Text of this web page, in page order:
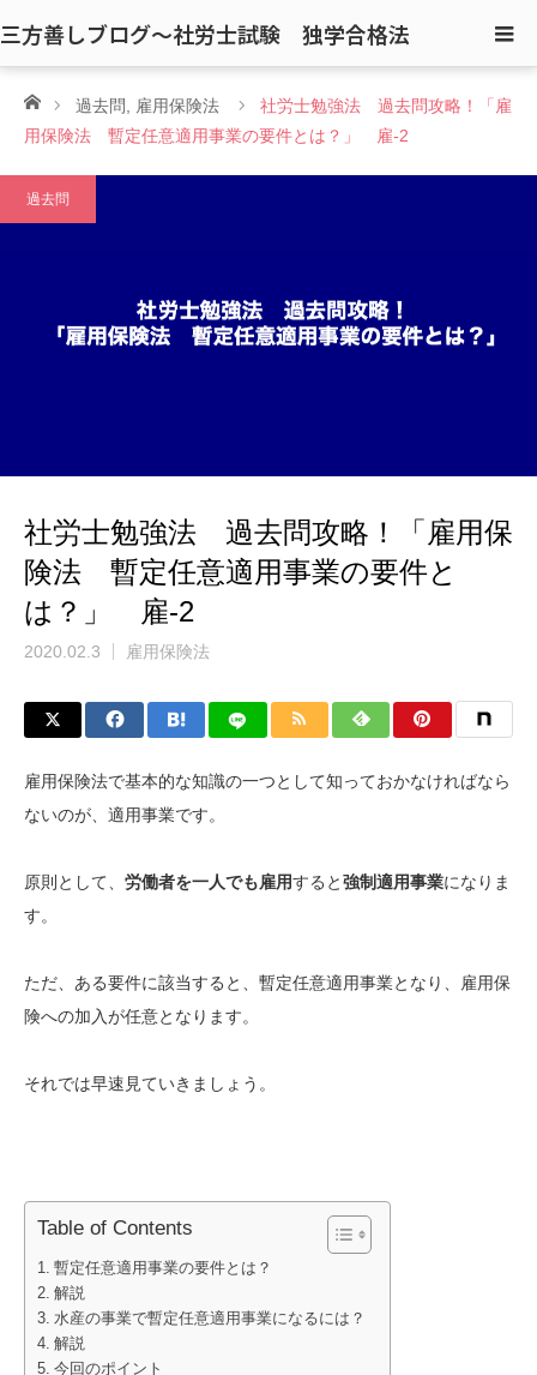
三方善しブログ〜社労士試験 独学合格法
ホーム過去問 雇用保険法
社労士勉強法 過去問攻略！「雇
用保険法 暫定任意適用事業の要件とは？」 雇-2
過去問
社労士勉強法 過去問攻略！「雇用保
険法 暫定任意適用事業の要件と
は？」 雇-2
2020.02.3 雇用保険法
雇用保険法で基本的な知識の一つとして知っておかなければなら
ないのが、適用事業です。
原則として、 労働者を一人でも雇用すると強制適用事業になりま
す。
ただ、ある要件に該当すると、暫定任意適用事業となり、雇用保
険への加入が任意となります。
それでは早速見ていきましょう。
Table of Contents
暫定任意適用事業の要件とは？
解説
水産の事業で暫定任意適用事業になるには？
解説
今回のポイント